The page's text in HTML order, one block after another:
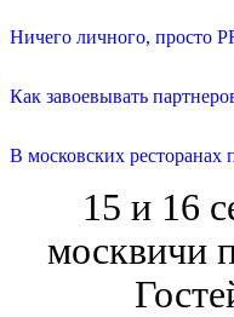
Ничего личного, просто
Как завоевывать
В московских
15 и 16
москвичи